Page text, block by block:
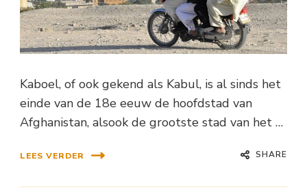
Kaboel, of ook gekend als Kabul, is al sinds het
einde van de 18e eeuw de hoofdstad van
Afghanistan, alsook de grootste stad van het …
LEES VERDER SHARE